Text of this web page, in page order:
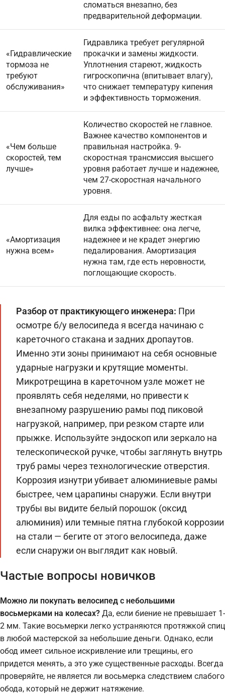
сломаться внезапно, без
предварительной деформации.
«Гидравлические
тормоза не
требуют
обслуживания»
Гидравлика требует регулярной
прокачки и замены жидкости.
Уплотнения стареют, жидкость
гигроскопична (впитывает влагу),
что снижает температуру кипения
и эффективность торможения.
«Чем больше
скоростей, тем
лучше»
Количество скоростей не главное.
Важнее качество компонентов и
правильная настройка. 9-
скоростная трансмиссия высшего
уровня работает лучше и надежнее,
чем 27-скоростная начального
уровня.
«Амортизация
нужна всем»
Для езды по асфальту жесткая
вилка эффективнее: она легче,
надежнее и не крадет энергию
педалирования. Амортизация
нужна там, где есть неровности,
поглощающие скорость.
Разбор от практикующего инженера: При
осмотре б/у велосипеда я всегда начинаю с
кареточного стакана и задних дропаутов.
Именно эти зоны принимают на себя основные
ударные нагрузки и крутящие моменты.
Микротрещина в кареточном узле может не
проявлять себя неделями, но привести к
внезапному разрушению рамы под пиковой
нагрузкой, например, при резком старте или
прыжке. Используйте эндоскоп или зеркало на
телескопической ручке, чтобы заглянуть внутрь
труб рамы через технологические отверстия.
Коррозия изнутри убивает алюминиевые рамы
быстрее, чем царапины снаружи. Если внутри
трубы вы видите белый порошок (оксид
алюминия) или темные пятна глубокой коррозии
на стали — бегите от этого велосипеда, даже
если снаружи он выглядит как новый.
Частые вопросы новичков
Можно ли покупать велосипед с небольшими
восьмерками на колесах? Да, если биение не превышает 1-
2 мм. Такие восьмерки легко устраняются протяжкой спиц
в любой мастерской за небольшие деньги. Однако, если
обод имеет сильное искривление или трещины, его
придется менять, а это уже существенные расходы. Всегда
проверяйте, не является ли восьмерка следствием слабого
обода, который не держит натяжение.